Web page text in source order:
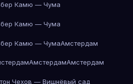
Камю — Чума
Камю — Чума
Камю — ЧумаАмстердам
АмстердамАмстердам
Чехов — Вишнёвый сад